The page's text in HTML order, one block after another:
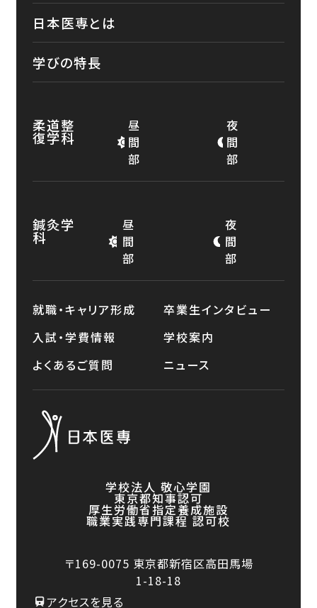
学校法人 敬心学園
東京都知事認可
厚生労働省指定養成施設
職業実践専門課程 認可校
〒169-0075 東京都新宿区高田馬場
1-18-18
アクセスを見る
日本医専とは
学びの特長
柔道整
復学科
昼
間
部
夜
間
部
鍼灸学
科
昼
間
部
夜
間
部
就職・キャリア形成
卒業生インタビュー
入試・学費情報
学校案内
よくあるご質問
ニュース